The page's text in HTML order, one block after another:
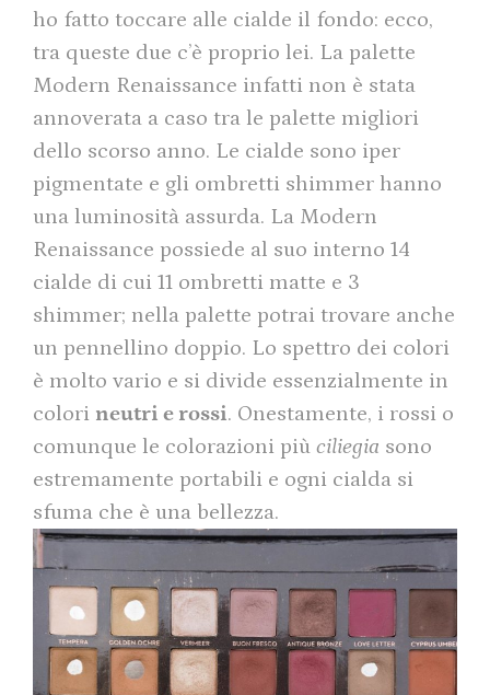
ho fatto toccare alle cialde il fondo: ecco,
tra queste due c’è proprio lei. La palette
Modern Renaissance infatti non è stata
annoverata a caso tra le palette migliori
dello scorso anno. Le cialde sono iper
pigmentate e gli ombretti shimmer hanno
una luminosità assurda. La Modern
Renaissance possiede al suo interno 14
cialde di cui 11 ombretti matte e 3
shimmer; nella palette potrai trovare anche
un pennellino doppio. Lo spettro dei colori
è molto vario e si divide essenzialmente in
colori neutri e rossi. Onestamente, i rossi o
comunque le colorazioni più ciliegia sono
estremamente portabili e ogni cialda si
sfuma che è una bellezza.